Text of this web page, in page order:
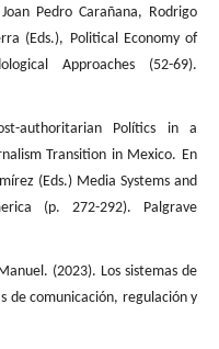
Pedro Carañana, Rodrigo
(Eds.), Political Economy of
Approaches (52-69).
authoritarian Polítics in a
Transition in Mexico. En
(Eds.) Media Systems and
(p. 272-292). Palgrave
(2023). Los sistemas de
de comunicación, regulación y